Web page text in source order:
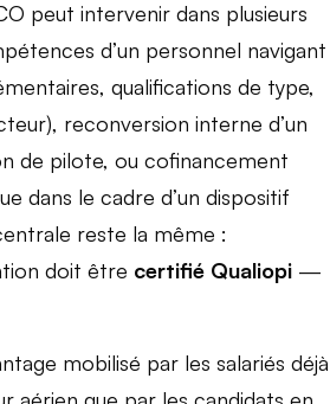
peut intervenir dans plusieurs
d’un personnel navigant
qualifications de type,
reconversion interne d’un
de pilote, ou cofinancement
dans le cadre d’un dispositif
reste la même :
doit être certifié Qualiopi —
mobilisé par les salariés déjà